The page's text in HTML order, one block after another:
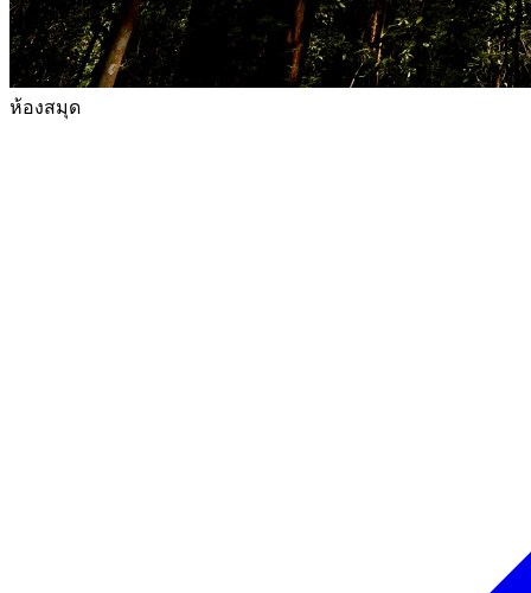
ห้องสมุด